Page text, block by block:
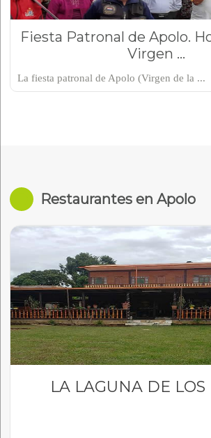
Fiesta Patronal de Apolo.
Virgen ...
La fiesta patronal de Apolo (Virgen de la ...
Restaurantes en Apolo
LA LAGUNA DE LOS